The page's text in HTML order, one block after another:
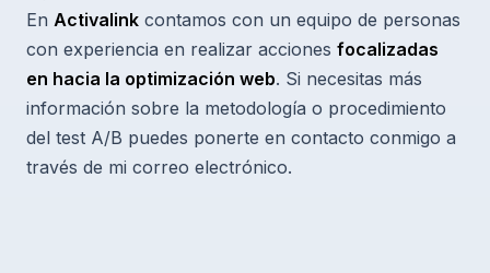
En Activalink contamos con un equipo de personas
con experiencia en realizar acciones focalizadas
en hacia la optimización web. Si necesitas más
información sobre la metodología o procedimiento
del test A/B puedes ponerte en contacto conmigo a
través de mi correo electrónico.